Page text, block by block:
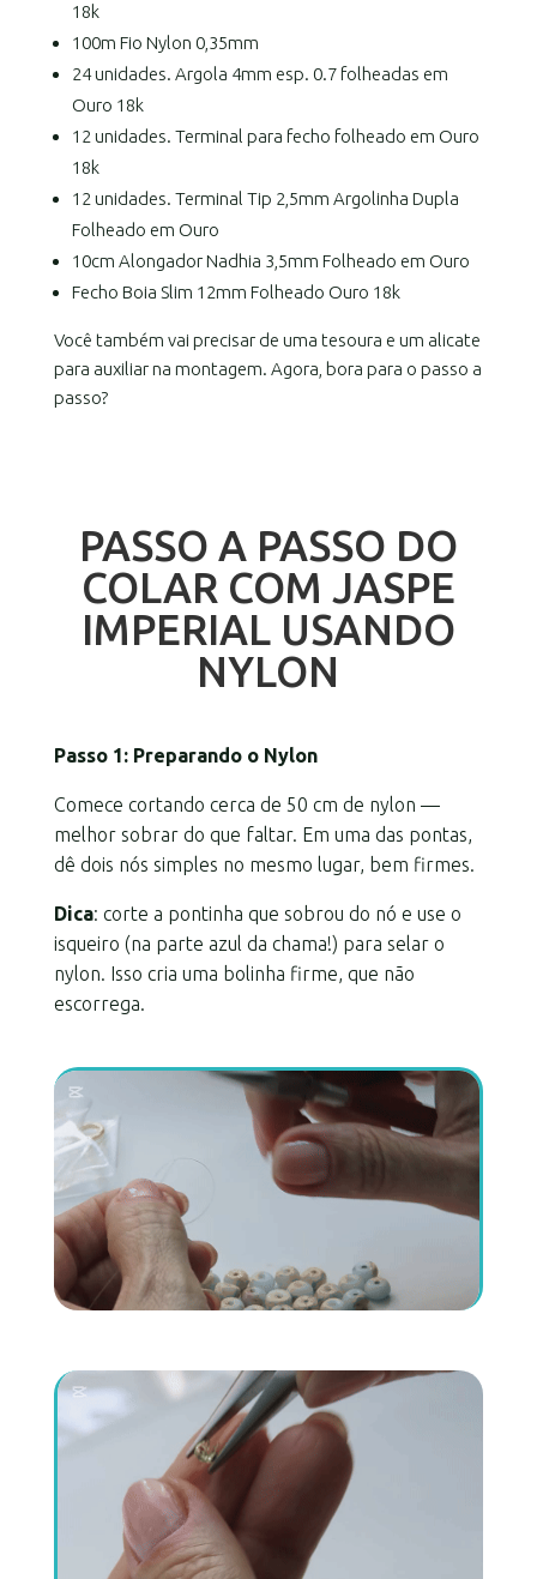
18k
100m Fio Nylon 0,35mm
24 unidades. Argola 4mm esp. 0.7 folheadas em
Ouro 18k
12 unidades. Terminal para fecho folheado em Ouro
18k
12 unidades. Terminal Tip 2,5mm Argolinha Dupla
Folheado em Ouro
10cm Alongador Nadhia 3,5mm Folheado em Ouro
Fecho Boia Slim 12mm Folheado Ouro 18k
Você também vai precisar de uma tesoura e um alicate
para auxiliar na montagem. Agora, bora para o passo a
passo?
PASSO A PASSO DO
COLAR COM JASPE
IMPERIAL USANDO
NYLON
Passo 1: Preparando o Nylon
Comece cortando cerca de 50 cm de nylon —
melhor sobrar do que faltar. Em uma das pontas,
dê dois nós simples no mesmo lugar, bem firmes.
Dica: corte a pontinha que sobrou do nó e use o
isqueiro (na parte azul da chama!) para selar o
nylon. Isso cria uma bolinha firme, que não
escorrega.